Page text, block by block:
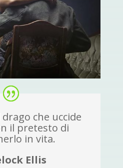
che uccide
il pretesto di
in vita.
Ellis